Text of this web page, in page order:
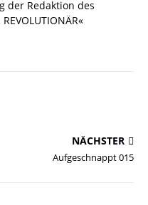
der Redaktion des
NÄCHSTER
Aufgeschnappt 015